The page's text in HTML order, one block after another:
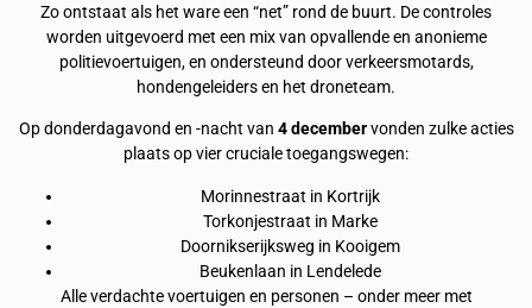
Zo ontstaat als het ware een “net” rond de buurt. De controles
worden uitgevoerd met een mix van opvallende en anonieme
politievoertuigen, en ondersteund door verkeersmotards,
hondengeleiders en het droneteam.
Op donderdagavond en -nacht van 4 decembervonden zulke acties
plaats op vier cruciale toegangswegen:
Morinnestraat in Kortrijk
Torkonjestraat in Marke
Doornikserijksweg in Kooigem
Beukenlaan in Lendelede
Alle verdachte voertuigen en personen – onder meer met